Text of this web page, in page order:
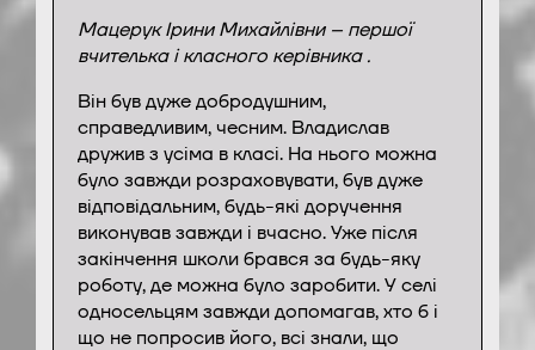
Мацерук Ірини Михайлівни – першої
вчителька і класного керівника .
Він був дуже добродушним,
справедливим, чесним. Владислав
дружив з усіма в класі. На нього можна
було завжди розраховувати, був дуже
відповідальним, будь-які доручення
виконував завжди і вчасно. Уже після
закінчення школи брався за будь-яку
роботу, де можна було заробити. У селі
односельцям завжди допомагав, хто б і
що не попросив його, всі знали, що